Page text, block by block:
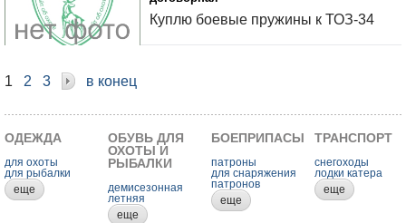
Куплю боевые пружины к ТОЗ-34
1 2 3 в конец
ОДЕЖДА
для охоты
для рыбалки
еще
ОБУВЬ ДЛЯ
ОХОТЫ И
РЫБАЛКИ
демисезонная
летняя
еще
БОЕПРИПАСЫ
патроны
для снаряжения
патронов
еще
ТРАНСПОРТ
снегоходы
лодки катера
еще